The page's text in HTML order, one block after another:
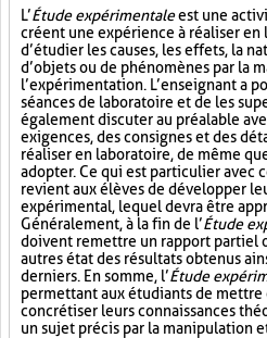
L’Étude expérimentaleest une
créent une expérience à réaliser
d’étudier les causes, les effets, la
d’objets ou de phénomènes par la
l’expérimentation. L’enseignant a
séances de laboratoire et de les
également discuter au préalable
exigences, des consignes et des
réaliser en laboratoire, de même
adopter. Ce qui est particulier avec
revient aux élèves de développer
expérimental, lequel devra être
Généralement, à la fin de l’Étude
doivent remettre un rapport partiel
autres état des résultats obtenus
derniers. En somme, l’Étude
permettant aux étudiants de
concrétiser leurs connaissances
un sujet précis par la manipulation